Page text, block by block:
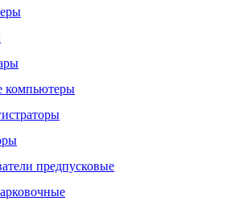
компьютеры
предпусковые